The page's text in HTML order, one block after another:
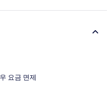
요금 면제